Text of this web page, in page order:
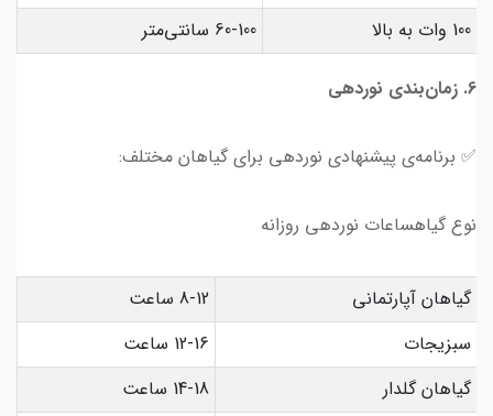
100 وات به بالا
60-100 سانتی‌متر
6. زمان‌بندی نوردهی
✅ برنامه‌ی پیشنهادی نوردهی برای گیاهان مختلف:
نوع گیاهساعات نوردهی روزانه
گیاهان آپارتمانی
8-12 ساعت
سبزیجات
12-16 ساعت
گیاهان گلدار
14-18 ساعت